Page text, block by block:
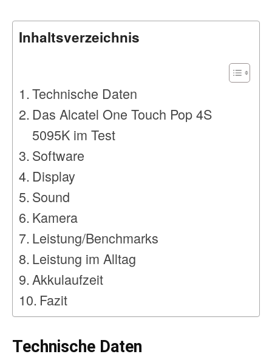
Inhaltsverzeichnis
Technische Daten
Das Alcatel One Touch Pop 4S
5095K im Test
Software
Display
Sound
Kamera
Leistung/Benchmarks
Leistung im Alltag
Akkulaufzeit
Fazit
Technische Daten